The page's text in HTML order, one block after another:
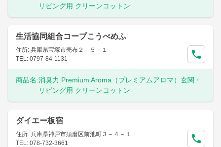
リビング用 クリーンコットン
生活協同組合コープこうべめふ
住所: 兵庫県宝塚市売布２－５－１
TEL: 0797-84-1131
商品名:消臭力 Premium Aroma（プレミアムアロマ）玄関・
リビング用 クリーンコットン
ダイエー板宿
住所: 兵庫県神戸市須磨区前池町３－４－１
TEL: 078-732-3661